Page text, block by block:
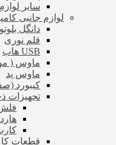
سایر
لوازم جانبی
دانگل
قلم نوری
USB هاب
ماوس (
ماوس پد
کیبورد
تجهیزات
قطعات